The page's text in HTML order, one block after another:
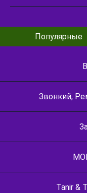
Популярные
Звонкий,
Tanir &